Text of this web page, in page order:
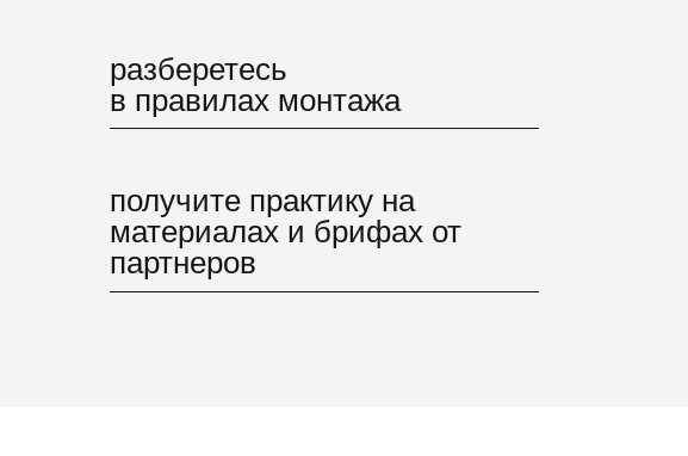
разберетесь
в правилах монтажа
получите практику на
материалах и брифах от
партнеров